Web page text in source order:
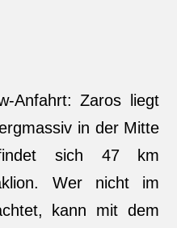
Anfahrt: Zaros liegt
in der Mitte
sich 47 km
Wer nicht im
kann mit dem